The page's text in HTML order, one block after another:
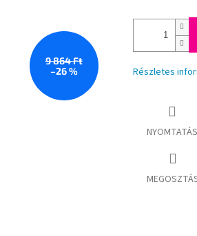
9 864 Ft
–26 %
Részletes
NYOMTATÁS